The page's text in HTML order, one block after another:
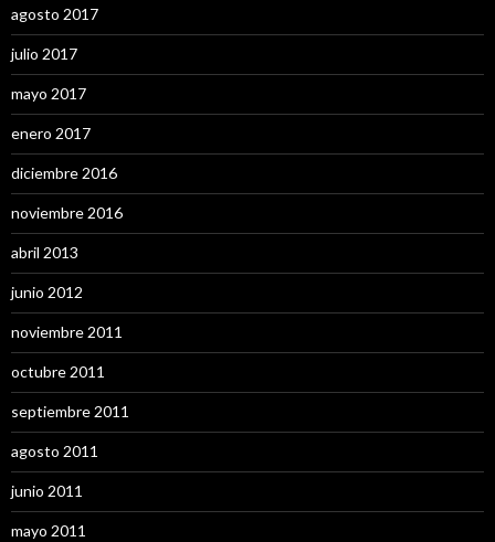
agosto 2017
julio 2017
mayo 2017
enero 2017
diciembre 2016
noviembre 2016
abril 2013
junio 2012
noviembre 2011
octubre 2011
septiembre 2011
agosto 2011
junio 2011
mayo 2011